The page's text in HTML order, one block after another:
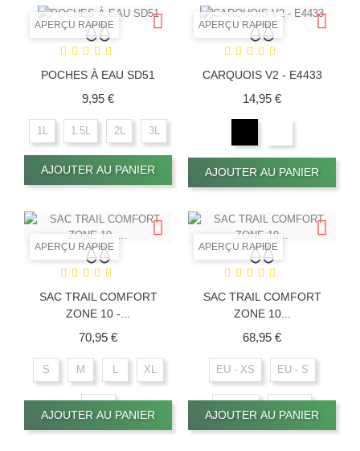
APERÇU RAPIDE
POCHES À EAU SD51
9,95 €Prix
1L 1.5L 2L 3L
AJOUTER AU PANIER
APERÇU RAPIDE
CARQUOIS V2 - E4433
14,95 €Prix
AJOUTER AU PANIER
APERÇU RAPIDE
SAC TRAIL COMFORT
ZONE 10 -...
70,95 €Prix
S M XL
AJOUTER AU PANIER
APERÇU RAPIDE
SAC TRAIL COMFORT
ZONE 10...
68,95 €Prix
EU - XS EU - S
AJOUTER AU PANIER